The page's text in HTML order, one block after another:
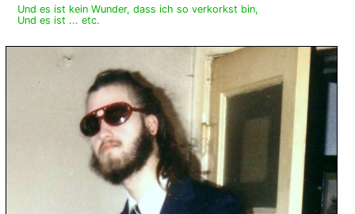
Und es ist kein Wunder, dass ich so verkorkst bin,
Und es ist ... etc.